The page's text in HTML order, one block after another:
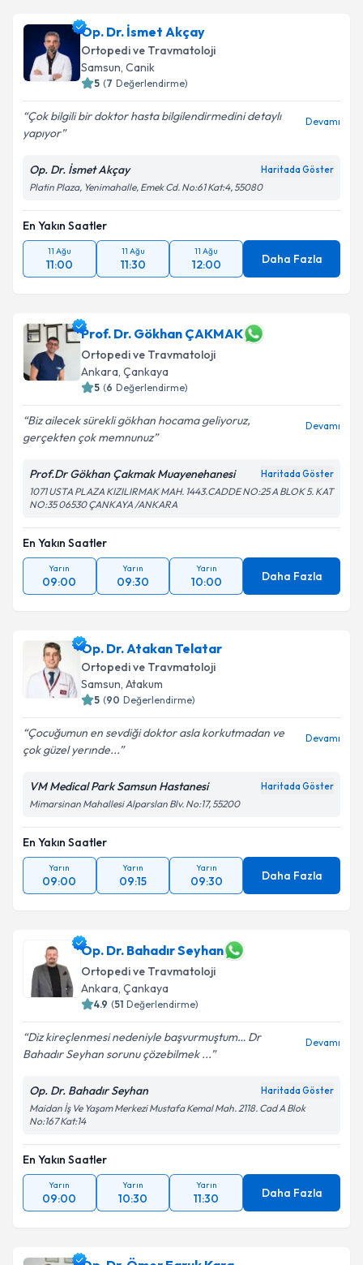
Op. Dr. İsmet Akçay
Ortopedi ve Travmatoloji
Samsun, Canik
5 (7 Değerlendirme)
Çok bilgili bir doktor hasta bilgilendirmedini detaylı
yapıyor
Devamı
Op. Dr. İsmet Akçay Haritada Göster
Platin Plaza, Yenimahalle, Emek Cd. No:61 Kat:4, 55080
En Yakın Saatler
11 Ağu
11:00
11 Ağu
11:30
11 Ağu
12:00 Daha Fazla
Prof. Dr. Gökhan ÇAKMAK
Ortopedi ve Travmatoloji
Ankara, Çankaya
5 (6 Değerlendirme)
Biz ailecek sürekli gökhan hocama geliyoruz,
gerçekten çok memnunuz
Devamı
Prof.Dr Gökhan Çakmak Muayenehanesi Haritada Göster
1071 USTA PLAZA KIZILIRMAK MAH. 1443.CADDE NO:25 A BLOK 5. KAT
NO:35 06530 ÇANKAYA /ANKARA
En Yakın Saatler
Yarın
09:00
Yarın
09:30
Yarın
10:00 Daha Fazla
Op. Dr. Atakan Telatar
Ortopedi ve Travmatoloji
Samsun, Atakum
5 (90 Değerlendirme)
Çocuğumun en sevdiği doktor asla korkutmadan ve
çok güzel yerınde...
Devamı
VM Medical Park Samsun Hastanesi Haritada Göster
Mimarsinan Mahallesi Alparslan Blv. No:17, 55200
En Yakın Saatler
Yarın
09:00
Yarın
09:15
Yarın
09:30 Daha Fazla
Op. Dr. Bahadır Seyhan
Ortopedi ve Travmatoloji
Ankara, Çankaya
4.9 (51 Değerlendirme)
Diz kireçlenmesi nedeniyle başvurmuştum… Dr
Bahadır Seyhan sorunu çözebilmek ...
Devamı
Op. Dr. Bahadır Seyhan Haritada Göster
Maidan İş Ve Yaşam Merkezi Mustafa Kemal Mah. 2118. Cad A Blok
No:167 Kat:14
En Yakın Saatler
Yarın
09:00
Yarın
10:30
Yarın
11:30 Daha Fazla